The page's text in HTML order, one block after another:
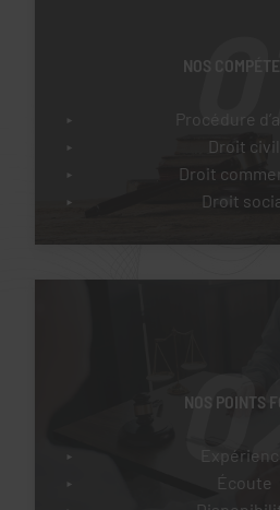
NOS
Procédure
Droit civil
Droit
Droit
NOS POINTS
Écoute